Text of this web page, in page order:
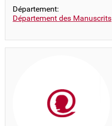
Département:
Département des Manuscrits